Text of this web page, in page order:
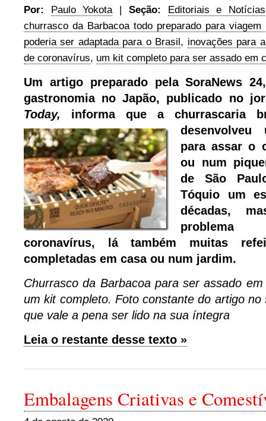
Por:
Paulo Yokota| Seção: Editoriais e Notícias
churrasco da Barbacoa todo preparado para viagem
poderia ser adaptada para o Brasil, inovações para
de coronavírus, um kit completo para ser assado em
Um artigo preparado pela SoraNews
gastronomia no Japão, publicado no
Today, informa que a churrascaria
para assar o
ou num
de São
Tóquio um
décadas,
coronavírus, lá também muitas
completadas em casa ou num jardim.
Churrasco da Barbacoa para ser assado
um kit completo. Foto constante do artigo no
que vale a pena ser lido na sua íntegra
Leia o restante desse texto »
Embalagens Criativas e